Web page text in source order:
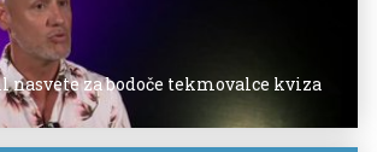
nasvete za bodoče tekmovalce kviza